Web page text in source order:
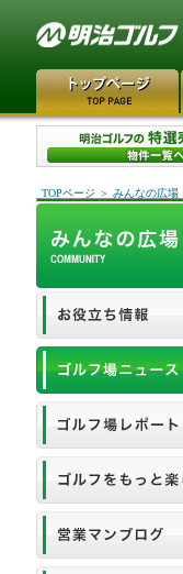
TOPページ ＞ みんなの広場